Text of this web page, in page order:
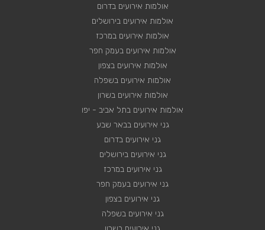
אולמות אירועים בדרום
אולמות אירועים בירושלים
אולמות אירועים במרכז
אולמות אירועים בעמק חפר
אולמות אירועים בצפון
אולמות אירועים בשפלה
אולמות אירועים בשרון
אולמות אירועים בתל אביב - יפו
גני אירועים בבאר שבע
גני אירועים בדרום
גני אירועים בירושלים
גני אירועים במרכז
גני אירועים בעמק חפר
גני אירועים בצפון
גני אירועים בשפלה